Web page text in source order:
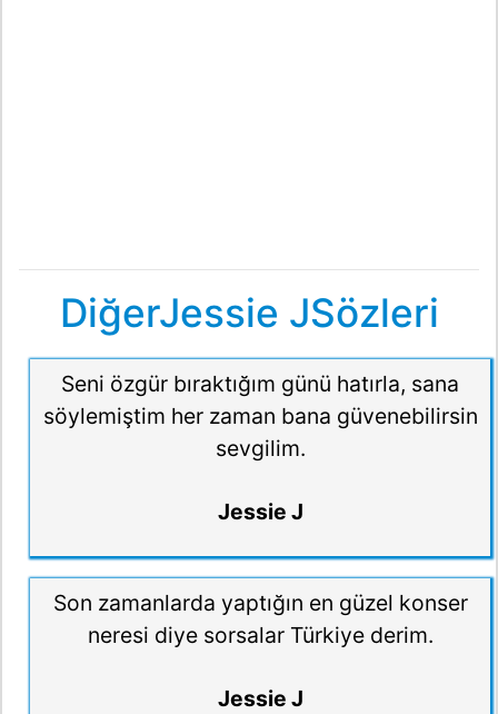
DiğerJessie JSözleri
Seni özgür bıraktığım günü hatırla, sana
söylemiştim her zaman bana güvenebilirsin
sevgilim.
Jessie J
Son zamanlarda yaptığın en güzel konser
neresi diye sorsalar Türkiye derim.
Jessie J